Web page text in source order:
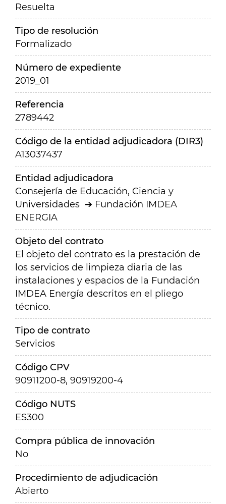
Resuelta
Tipo de resolución
Formalizado
Número de expediente
2019_01
Referencia
2789442
Código de la entidad adjudicadora (DIR3)
A13037437
Entidad adjudicadora
Consejería de Educación, Ciencia y
Universidades
Fundación IMDEA
ENERGIA
Objeto del contrato
El objeto del contrato es la prestación de
los servicios de limpieza diaria de las
instalaciones y espacios de la Fundación
IMDEA Energía descritos en el pliego
técnico.
Tipo de contrato
Servicios
Código CPV
90911200-8, 90919200-4
Código NUTS
ES300
Compra pública de innovación
No
Procedimiento de adjudicación
Abierto